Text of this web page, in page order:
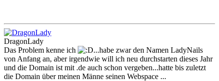
DragonLady
Das Problem kenne ich
...habe zwar den Namen LadyNails
von Anfang an, aber irgendwie will ich neu durchstarten dieses Jahr
und die Domain ist mit .de auch schon vergeben...hatte bis zuletzt
die Domain über meinen Männe seinen Webspace ...